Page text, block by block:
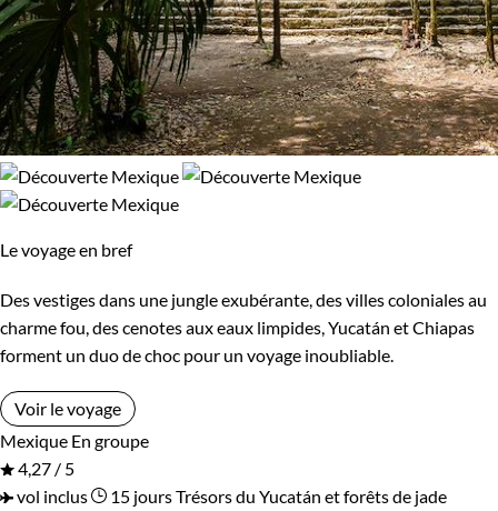
l’immense plateau du Yucatán, l’âme indienne berce votre
randonnée et vous mène jusqu’auxeaux turquoise des
Caraïbeset ses belles plages, sans oublier les cenotes, ces
puits d’eau souterrains qui font la réputation de la région.
Unerandonnée au Mexiqueest également possible, sur les
flancs des volcans du centre du pays. Parmi les
articulé autour de la fête des morts, un périple dans le
aux baleines et l’observation des papillons Monarque en
migration.
Guide de voyage Mexique
Budget
De 2 000 à 3 000 € Plus de 3 000 €
Âge des enfants
Les 6/9 ans
Confort
Standard
Haut de gamme
Le voyage en bref
Des vestiges dans une jungle exubérante, des villes coloniales au
charme fou, des cenotes aux eaux limpides, Yucatán et Chiapas
forment un duo de choc pour un voyage inoubliable.
Voir le voyage
Mexique En groupe
4,27 / 5
vol inclus
15 joursTrésors du Yucatán et forêts de jade